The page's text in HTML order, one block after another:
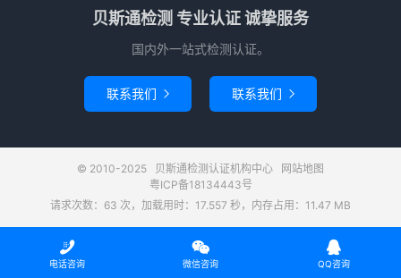
贝斯通检测 专业认证 诚挚服务
国内外一站式检测认证。
联系我们  联系我们 
© 2010-2025 贝斯通检测认证机构中心
网站地图
粤ICP备18134443号
请求次数：63 次，加载用时：17.557 秒，内存占用：11.47 MB

电话咨询

微信咨询

QQ咨询